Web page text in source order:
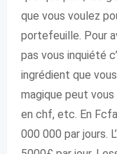
que vous voulez
portefeuille. Pour
pas vous inquiété
ingrédient que
magique peut vous
en chf, etc. En
000 000 par jours.